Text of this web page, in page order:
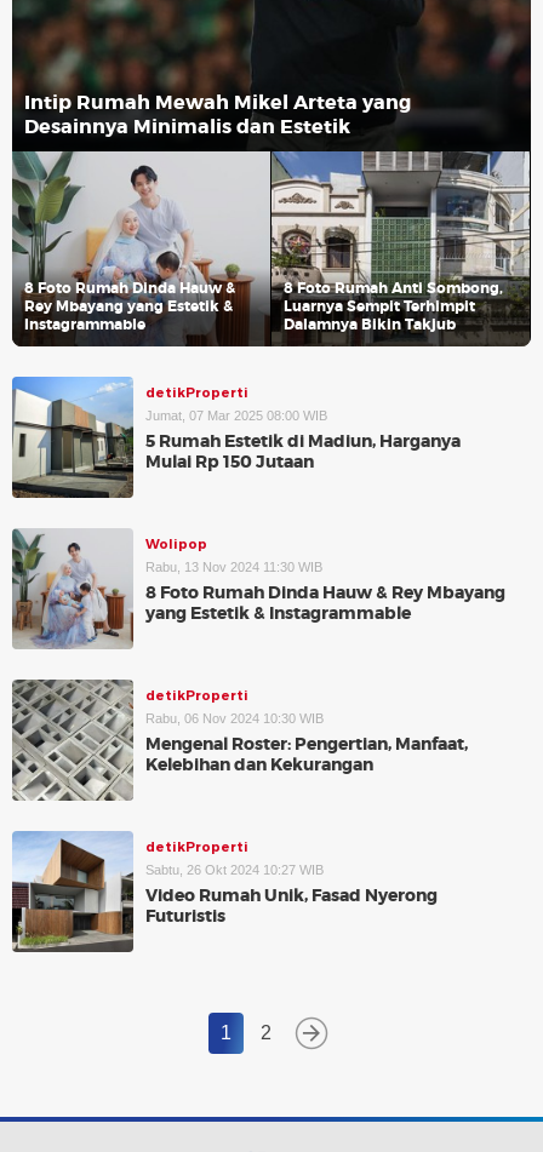
Intip Rumah Mewah Mikel Arteta yang
Desainnya Minimalis dan Estetik
8 Foto Rumah Dinda Hauw &
Rey Mbayang yang Estetik &
Instagrammable
8 Foto Rumah Anti Sombong,
Luarnya Sempit Terhimpit
Dalamnya Bikin Takjub
detikProperti
Jumat, 07 Mar 2025 08:00 WIB
5 Rumah Estetik di Madiun, Harganya
Mulai Rp 150 Jutaan
Wolipop
Rabu, 13 Nov 2024 11:30 WIB
8 Foto Rumah Dinda Hauw & Rey Mbayang
yang Estetik & Instagrammable
detikProperti
Rabu, 06 Nov 2024 10:30 WIB
Mengenal Roster: Pengertian, Manfaat,
Kelebihan dan Kekurangan
detikProperti
Sabtu, 26 Okt 2024 10:27 WIB
Video Rumah Unik, Fasad Nyerong
Futuristis
1 2